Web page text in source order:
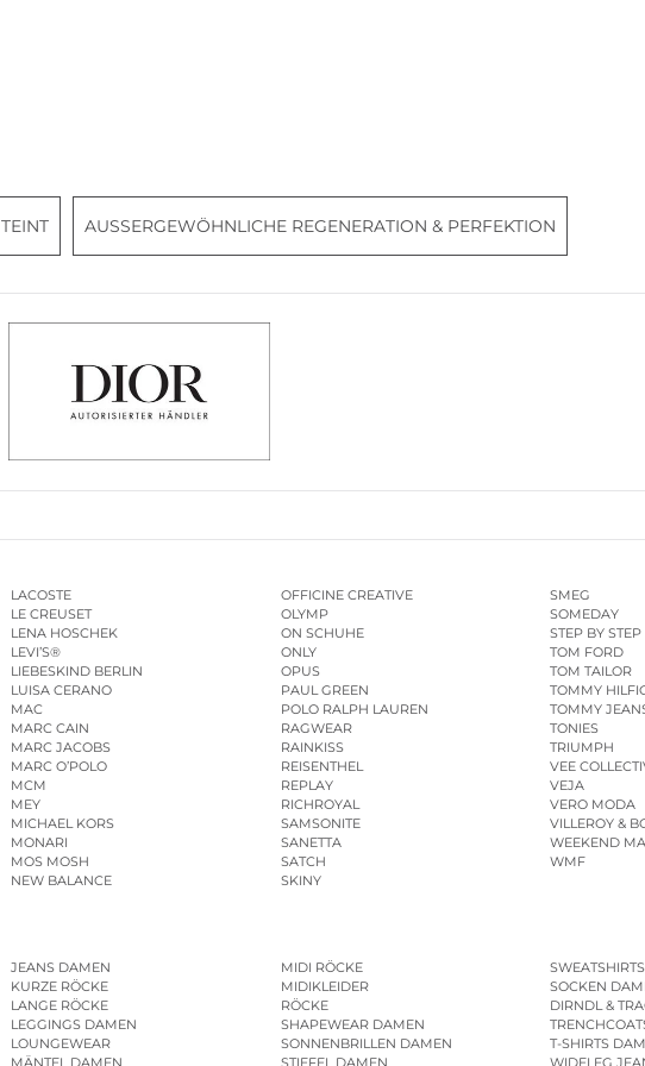
TEINT AUSSERGEWÖHNLICHE REGENERATION & PERFEKTION
LACOSTE
LE CREUSET
LENA HOSCHEK
LEVI’S®
LIEBESKIND BERLIN
LUISA CERANO
MAC
MARC CAIN
MARC JACOBS
MARC O’POLO
MCM
MEY
MICHAEL KORS
MONARI
MOS MOSH
NEW BALANCE
OFFICINE CREATIVE
OLYMP
ON SCHUHE
ONLY
OPUS
PAUL GREEN
POLO RALPH LAUREN
RAGWEAR
RAINKISS
REISENTHEL
REPLAY
RICHROYAL
SAMSONITE
SANETTA
SATCH
SKINY
SMEG
SOMEDAY
STEP BY STEP
TOM FORD
TOM TAILOR
TOMMY
TOMMY
TONIES
TRIUMPH
VEE
VEJA
VERO MODA
VILLEROY &
WEEKEND
WMF
JEANS DAMEN
KURZE RÖCKE
LANGE RÖCKE
LEGGINGS DAMEN
LOUNGEWEAR
MÄNTEL DAMEN
MIDI RÖCKE
MIDIKLEIDER
RÖCKE
SHAPEWEAR DAMEN
SONNENBRILLEN DAMEN
STIEFEL DAMEN
SOCKEN
DIRNDL &
T-SHIRTS
WIDELEG